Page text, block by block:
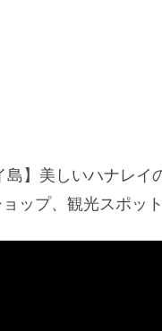
島】美しいハナレ
ップ、観光スポッ